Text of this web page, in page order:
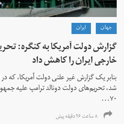
جهان ايران
خارجی ایران را کاهش داد
بنابر یک گزارش غیر علنی دولت آمریکا، که در
۷۰...
۸ ساعت ۲۶ دقیقه پیش